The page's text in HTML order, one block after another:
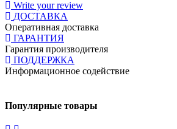
Write your review
ДОСТАВКА
Оперативная доставка
ГАРАНТИЯ
Гарантия производителя
ПОДДЕРЖКА
Информационное содействие
Популярные товары